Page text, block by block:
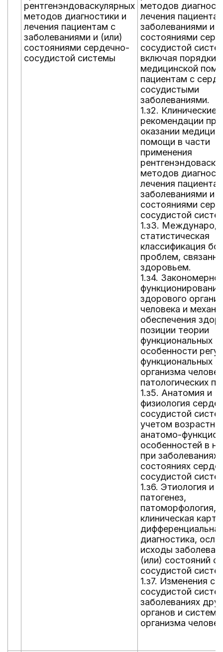
рентгенэндоваскулярных
методов диагностики и
лечения пациентам с
заболеваниями и (или)
состояниями сердечно-
сосудистой системы
методов
лечения
заболеваниями и
состояниями
сосудистой
включая порядки
медицинской
пациентам с
сосудистыми
заболеваниями.
1.з2. Клинические
рекомендации при
оказании
помощи в части
применения
методов
лечения
заболеваниями и
состояниями
сосудистой
1.з3.
статистическая
классификация
проблем,
здоровьем.
1.з4.
функционирования
здорового
человека и
обеспечения
позиции теории
функциональных
особенности
функциональных
организма
патологических
1.з5. Анатомия и
физиология
сосудистой
учетом
анатомо-
особенностей в
при заболеваниях
состояниях
сосудистой
1.з6. Этиология и
патогенез,
патоморфология,
клиническая
диагностика,
исходы
(или) состояний
сосудистой
1.з7. Изменения
сосудистой
заболеваниях
органов и систем
организма